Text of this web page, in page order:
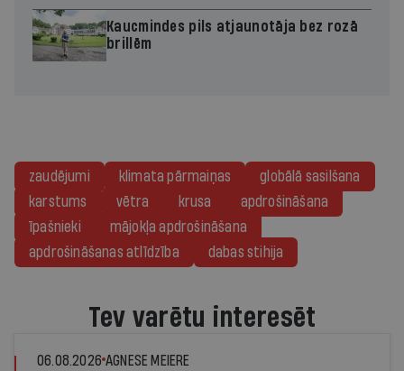
Kaucmindes pils atjaunotāja bez rozā
brillēm
zaudējumi klimata pārmaiņas
globālā sasilšana
karstums
vētra krusa
apdrošināšana
īpašnieki
mājokļa apdrošināšana
apdrošināšanas atlīdzība
dabas stihija
Tev varētu interesēt
06.08.2026 AGNESE MEIERE